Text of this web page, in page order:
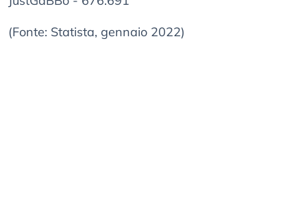
(Fonte: Statista, gennaio 2022)